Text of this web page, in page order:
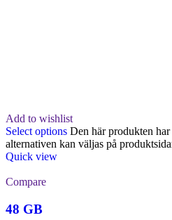
Add to wishlist
Select options Den här produkten
alternativen kan väljas på
Quick view
Compare
48 GB